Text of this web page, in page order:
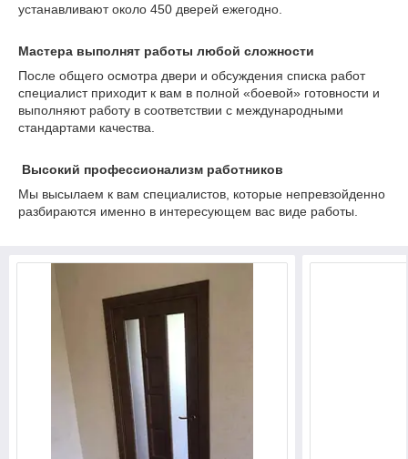
устанавливают около 450 дверей ежегодно.
Мастера выполнят работы любой сложности
После общего осмотра двери и обсуждения списка работ
специалист приходит к вам в полной «боевой» готовности и
выполняют работу в соответствии с международными
стандартами качества.
Высокий профессионализм работников
Мы высылаем к вам специалистов, которые непревзойденно
разбираются именно в интересующем вас виде работы.